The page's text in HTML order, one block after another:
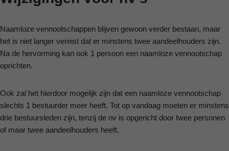
Naamloze vennootschappen blijven gewoon verder bestaan, maar
het is niet langer vereist dat er minstens twee aandeelhouders zijn.
Na de hervorming kan ook 1 persoon een naamloze vennootschap
oprichten.
Ook zal het hierdoor mogelijk zijn dat een naamloze vennootschap
slechts 1 bestuurder meer heeft. Tot op vandaag moeten er minstens
drie bestuursleden zijn, tenzij de nv is opgericht door twee personen
of maar twee aandeelhouders heeft.